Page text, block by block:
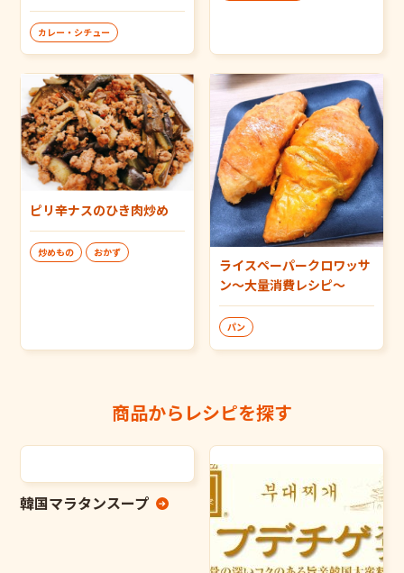
カレー・シチュー
ピリ辛ナスのひき肉炒め
炒めもの おかず
ライスペーパークロワッサ
ン～大量消費レシピ～
パン
商品からレシピを探す
韓国マラタンスープ